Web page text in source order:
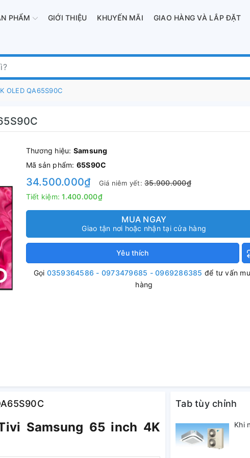
PHẨM GIỚI THIỆU KHUYẾN MÃI GIAO HÀNG VÀ LẮP ĐẶT
OLED QA65S90C
Thương hiệu: Samsung
Mã sản phẩm: 65S90C
34.500.000₫ Giá niêm yết:35.900.000₫
Tiết kiệm:1.400.000₫
MUA NGAY
Giao tận nơi hoặc nhận tại cửa hàng
Yêu thích
Gọi 0359364586 - 0973479685 - 0969286385 để tư vấn
hàng
Samsung 65 inch 4K
Tab tùy chỉnh
Khi